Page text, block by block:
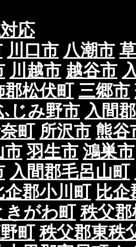
応
川口市 八潮市
川越市 越谷市
郡松伏町 三郷市
じみ野市 入間
町 所沢市 熊谷
市 羽生市 鴻巣市
入間郡毛呂山町
企郡小川町 比
きがわ町 秩父
町 秩父郡東秩